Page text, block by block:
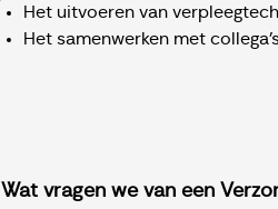
Het uitvoeren van
Het samenwerken met
Wat vragen we van een